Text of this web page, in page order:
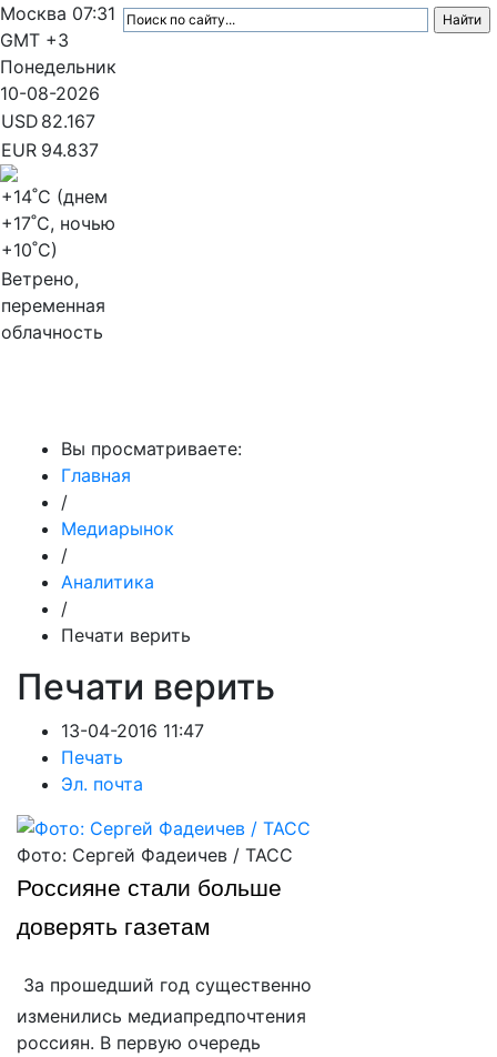
Москва 07:31
GMT +3
Понедельник
10-08-2026
USD 82.167
EUR 94.837
+14˚C (днем
+17˚C, ночью
+10˚C)
Ветрено,
переменная
облачность
Вы просматриваете:
Главная
/
Медиарынок
/
Аналитика
/
Печати верить
Печати верить
13-04-2016 11:47
Печать
Эл. почта
Фото: Сергей Фадеичев / ТАСС
Россияне стали больше
доверять газетам
За прошедший год существенно
изменились медиапредпочтения
россиян. В первую очередь